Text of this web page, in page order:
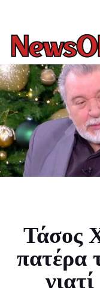
περιεχόμενο
Τάσος
πατέρα